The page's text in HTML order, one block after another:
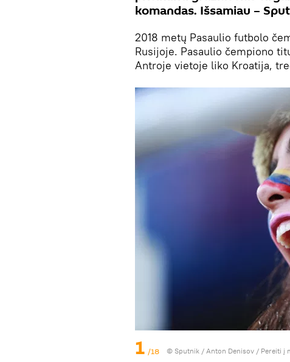
komandas. Išsamiau –
2018 metų Pasaulio futbolo
Rusijoje. Pasaulio čempiono
Antroje vietoje liko Kroatija,
1 /18 © Sputnik / Anton Denisov / Pereiti į